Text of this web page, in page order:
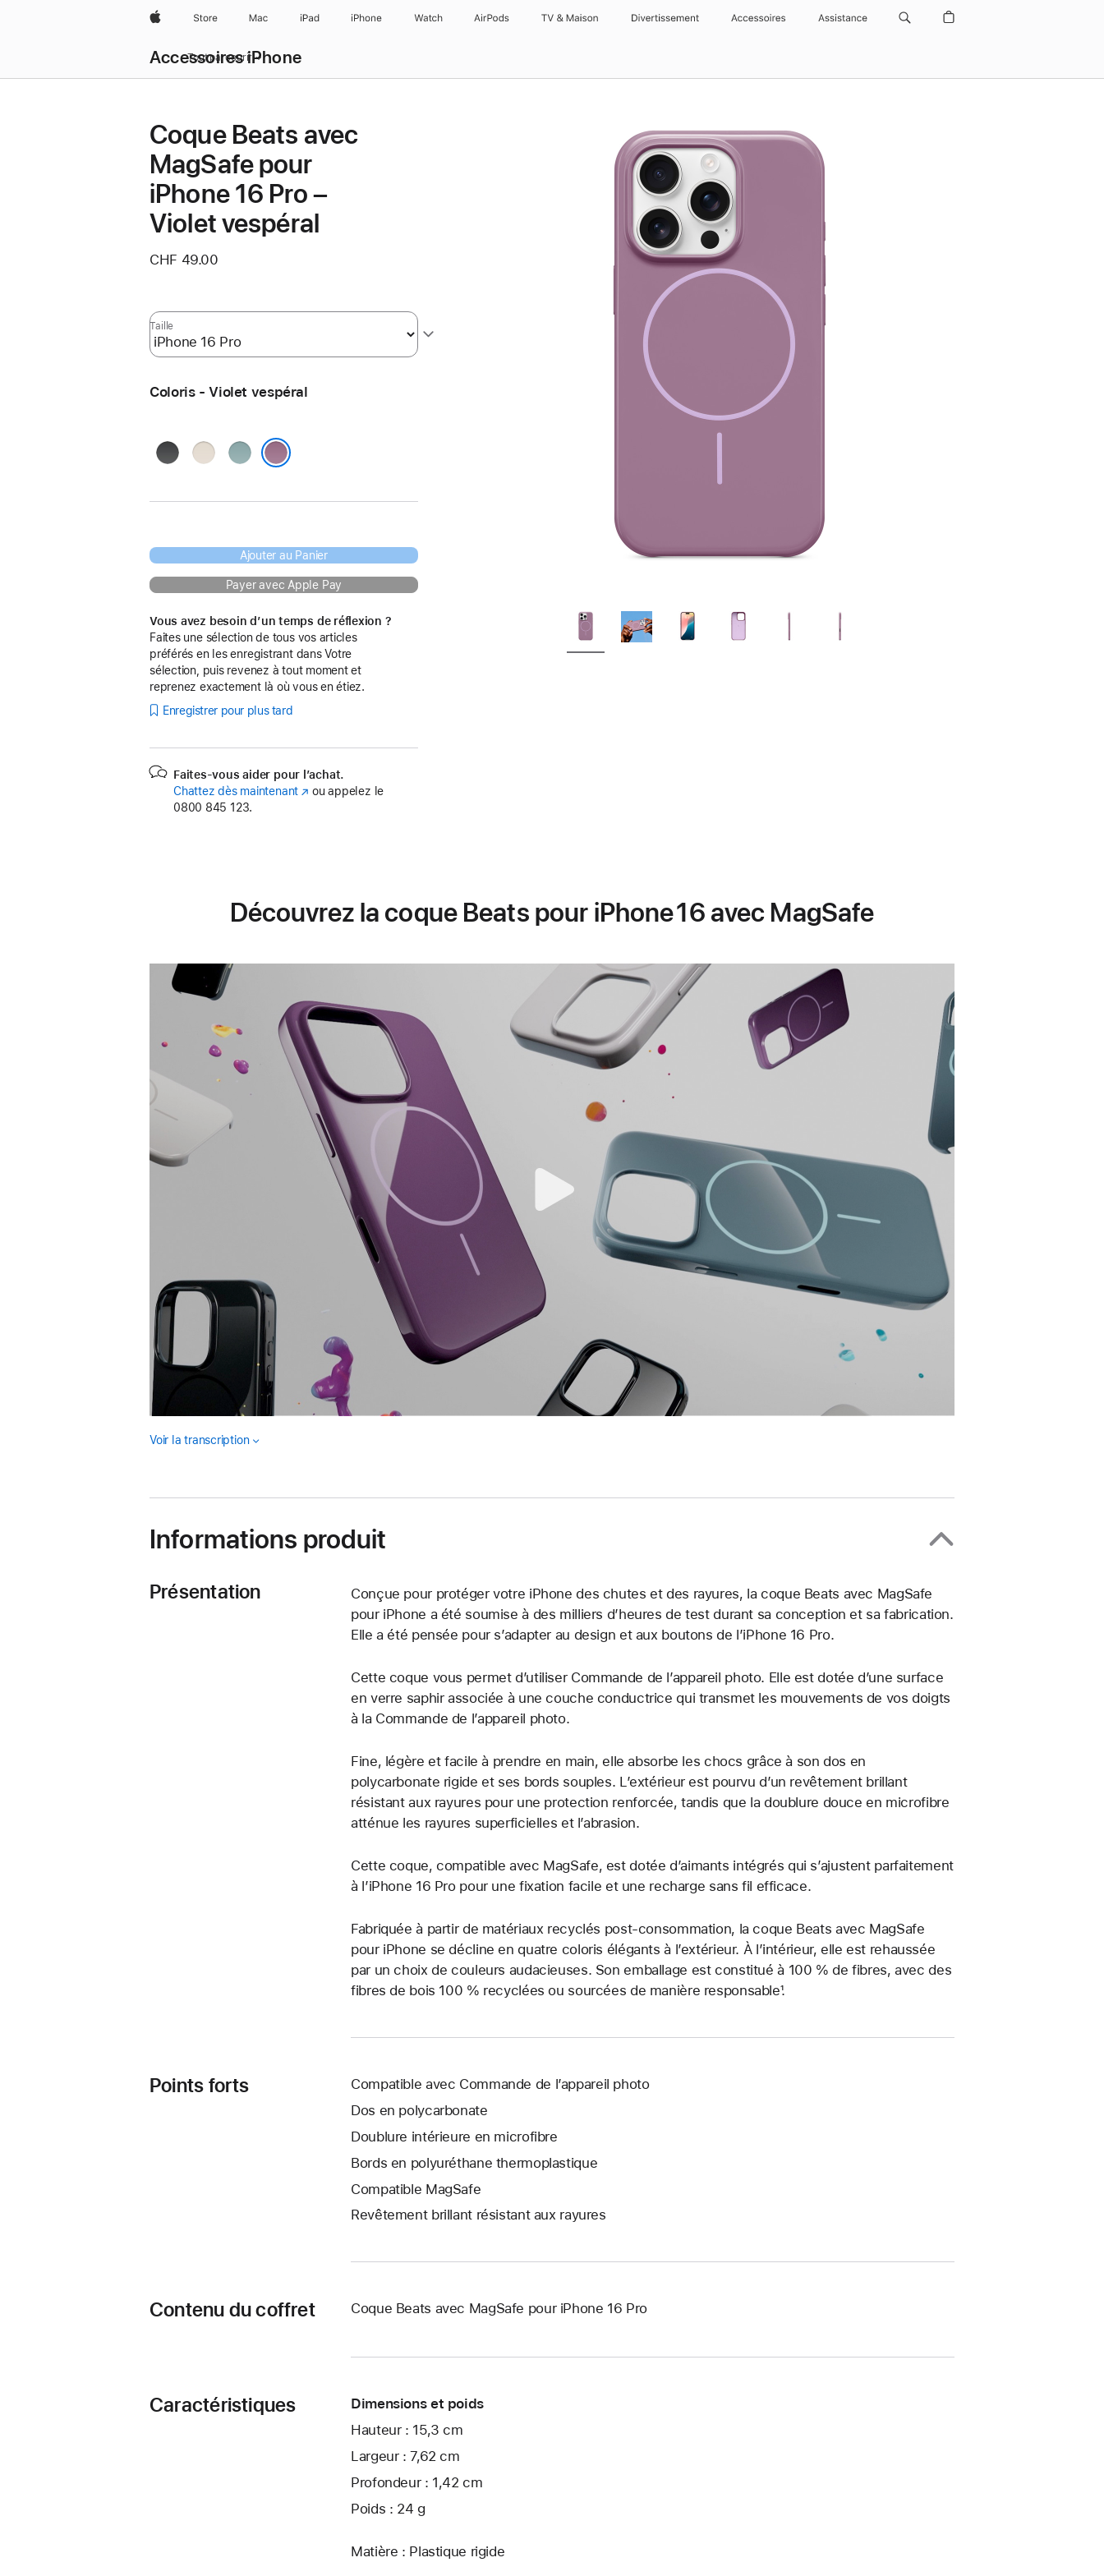
AppleStore Mac iPad iPhone Watch AirPods TV & Maison Divertissements Accessoires Assistance
Accessoires iPhone
Tout parcourir
Coque Beats avec
MagSafe pour
iPhone 16 Pro –
Violet vespéral
CHF 49.00
Taille
Coloris - Violet vespéral
Noir
PierreBleu
Ajouter au Panier
Payer avec Apple Pay
Vous avez besoin d’un temps de réflexion ?
Faites une sélection de tous vos articles
préférés en les enregistrant dans Votre
sélection, puis revenez à tout moment et
reprenez exactement là où vous en étiez.
Enregistrer pour plus tard
Faites-vous aider pour l’achat.
Chattez dès maintenant (s’ouvre
ou appelez le
0800 845 123.
Découvrez la coque Beats pour iPhone 16 avec MagSafe
Voir la transcription
Informations produit
Présentation
Conçue pour protéger votre iPhone des chutes et des rayures, la coque Beats avec MagSafe
pour iPhone a été soumise à des milliers d’heures de test durant sa conception et sa fabrication.
Elle a été pensée pour s’adapter au design et aux boutons de l’iPhone 16 Pro.
Cette coque vous permet d’utiliser Commande de l’appareil photo. Elle est dotée d’une surface
en verre saphir associée à une couche conductrice qui transmet les mouvements de vos doigts
à la Commande de l’appareil photo.
Fine, légère et facile à prendre en main, elle absorbe les chocs grâce à son dos en
polycarbonate rigide et ses bords souples. L’extérieur est pourvu d’un revêtement brillant
résistant aux rayures pour une protection renforcée, tandis que la doublure douce en microfibre
atténue les rayures superficielles et l’abrasion.
Cette coque, compatible avec MagSafe, est dotée d’aimants intégrés qui s’ajustent parfaitement
à l’iPhone 16 Pro pour une fixation facile et une recharge sans fil efficace.
Fabriquée à partir de matériaux recyclés post-consommation, la coque Beats avec MagSafe
pour iPhone se décline en quatre coloris élégants à l’extérieur. À l’intérieur, elle est rehaussée
par un choix de couleurs audacieuses. Son emballage est constitué à 100 % de fibres, avec des
fibres de bois 100 % recyclées ou sourcées de manière responsable¹.
Points forts
Compatible avec Commande de l’appareil photo
Dos en polycarbonate
Doublure intérieure en microfibre
Bords en polyuréthane thermoplastique
Compatible MagSafe
Revêtement brillant résistant aux rayures
Contenu du coffret Coque Beats avec MagSafe pour iPhone 16 Pro
Caractéristiques
Dimensions et poids
Hauteur : 15,3 cm
Largeur : 7,62 cm
Profondeur : 1,42 cm
Poids : 24 g
Matière : Plastique rigide